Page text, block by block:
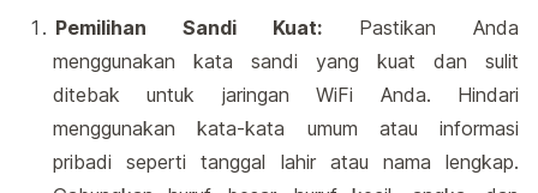
Pemilihan Sandi Kuat: Pastikan Anda
menggunakan kata sandi yang kuat dan sulit
ditebak untuk jaringan WiFi Anda. Hindari
menggunakan kata-kata umum atau informasi
pribadi seperti tanggal lahir atau nama lengkap.